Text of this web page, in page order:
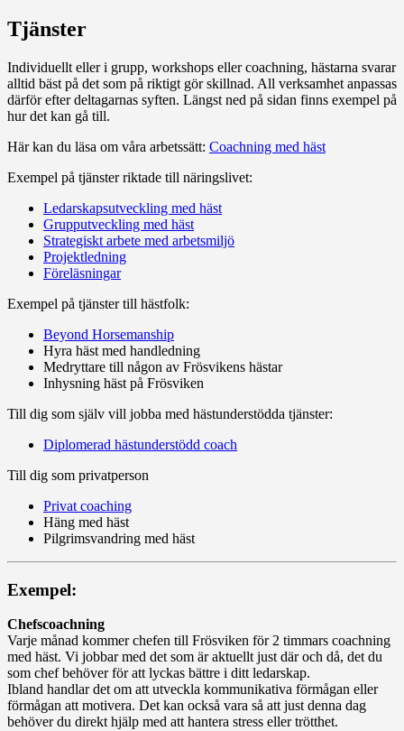
Tjänster
Individuellt eller i grupp, workshops eller coachning, hästarna svarar
alltid bäst på det som på riktigt gör skillnad. All verksamhet anpassas
därför efter deltagarnas syften. Längst ned på sidan finns exempel på
hur det kan gå till.
Här kan du läsa om våra arbetssätt: Coachning med häst
Exempel på tjänster riktade till näringslivet:
Ledarskapsutveckling med häst
Grupputveckling med häst
Strategiskt arbete med arbetsmiljö
Projektledning
Föreläsningar
Exempel på tjänster till hästfolk:
Beyond Horsemanship
Hyra häst med handledning
Medryttare till någon av Frösvikens hästar
Inhysning häst på Frösviken
Till dig som själv vill jobba med hästunderstödda tjänster:
Diplomerad hästunderstödd coach
Till dig som privatperson
Privat coaching
Häng med häst
Pilgrimsvandring med häst
Exempel:
Chefscoachning
Varje månad kommer chefen till Frösviken för 2 timmars coachning
med häst. Vi jobbar med det som är aktuellt just där och då, det du
som chef behöver för att lyckas bättre i ditt ledarskap.
Ibland handlar det om att utveckla kommunikativa förmågan eller
förmågan att motivera. Det kan också vara så att just denna dag
behöver du direkt hjälp med att hantera stress eller trötthet.